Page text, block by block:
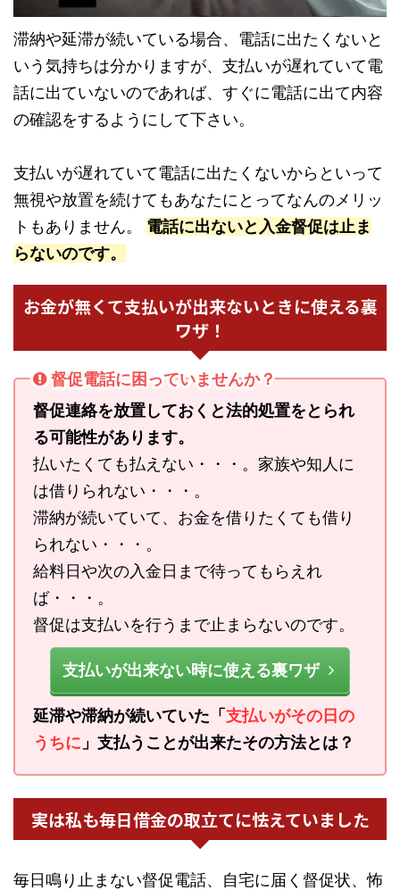
滞納や延滞が続いている場合、電話に出たくないと
いう気持ちは分かりますが、支払いが遅れていて電
話に出ていないのであれば、すぐに電話に出て内容
の確認をするようにして下さい。
支払いが遅れていて電話に出たくないからといって
無視や放置を続けてもあなたにとってなんのメリッ
トもありません。 電話に出ないと入金督促は止ま
らないのです。
お金が無くて支払いが出来ないときに使える裏
ワザ！
督促電話に困っていませんか？
督促連絡を放置しておくと法的処置をとられ
る可能性があります。
払いたくても払えない・・・。家族や知人に
は借りられない・・・。
滞納が続いていて、お金を借りたくても借り
られない・・・。
給料日や次の入金日まで待ってもらえれ
ば・・・。
督促は支払いを行うまで止まらないのです。
支払いが出来ない時に使える裏ワザ
延滞や滞納が続いていた「 支払いがその日の
うちに 」支払うことが出来たその方法とは？
実は私も毎日借金の取立てに怯えていました
毎日鳴り止まない督促電話、自宅に届く督促状、怖